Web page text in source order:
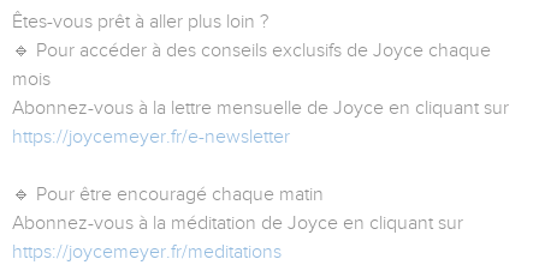
Êtes-vous prêt à aller plus loin ?
🔹 Pour accéder à des conseils exclusifs de Joyce chaque
mois
Abonnez-vous à la lettre mensuelle de Joyce en cliquant sur
https://joycemeyer.fr/e-newsletter
🔹 Pour être encouragé chaque matin
Abonnez-vous à la méditation de Joyce en cliquant sur
https://joycemeyer.fr/meditations